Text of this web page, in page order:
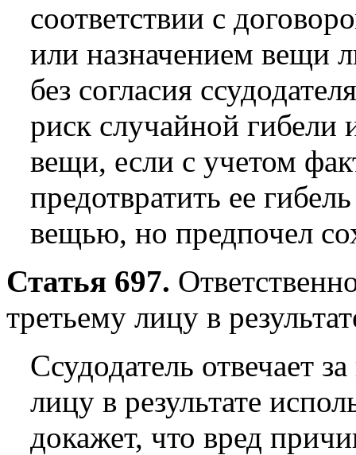
соответствии с
или назначением вещи
без согласия
риск случайной гибели
вещи, если с учетом
предотвратить ее
вещью, но предпочел
Статья 697.
третьему лицу в
Ссудодатель отвечает
лицу в результате
докажет, что вред